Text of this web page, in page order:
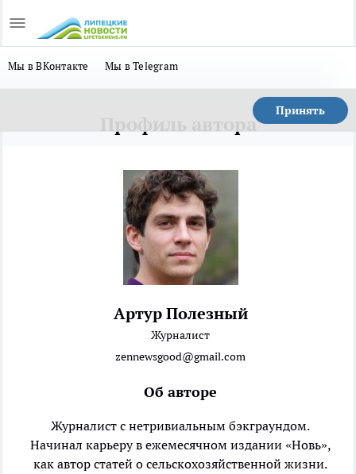
Мы в ВКонтакте Мы в Telegram
Принять
Профиль автора
Артур Полезный
Журналист
zennewsgood@gmail.com
Об авторе
Журналист с нетривиальным бэкграундом.
Начинал карьеру в ежемесячном издании «Новь»,
как автор статей о сельскохозяйственной жизни.